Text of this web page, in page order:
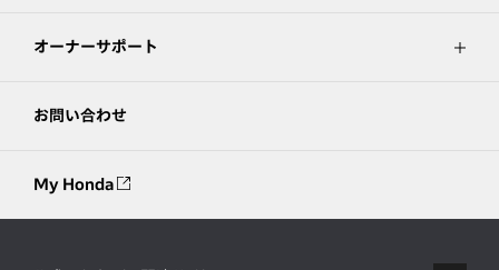
オーナーサポート
お問い合わせ
My Honda